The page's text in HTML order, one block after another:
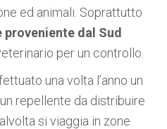
ed animali. Soprattutto
dal Sud
per un controllo.
una volta l’anno un
repellente da distribuire
si viaggia in zone